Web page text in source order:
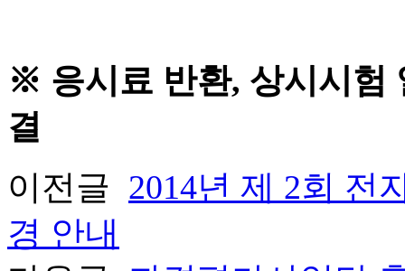
※ 응시료 반환, 상시시험
결
이전글 2014년 제 2회 전
경 안내